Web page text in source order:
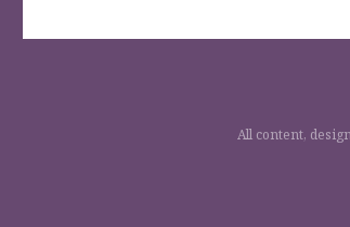
All content,